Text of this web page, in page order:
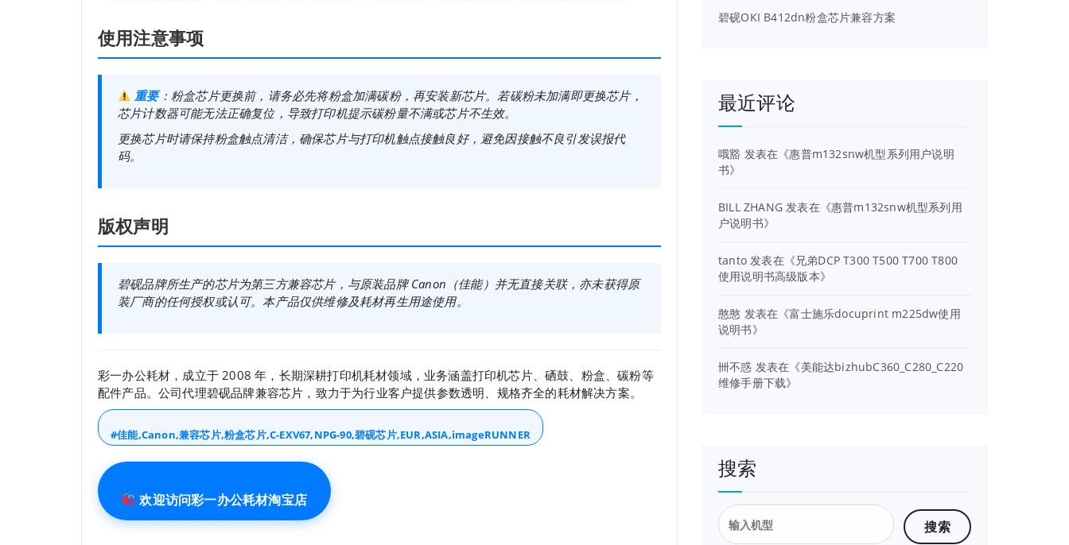
使用注意事项
重要：粉盒芯片更换前，请务必先将粉盒加满碳粉，再安装新芯片。若碳粉未加满即更换芯片，
芯片计数器可能无法正确复位，导致打印机提示碳粉量不满或芯片不生效。
更换芯片时请保持粉盒触点清洁，确保芯片与打印机触点接触良好，避免因接触不良引发误报代
码。
版权声明
碧砚品牌所生产的芯片为第三方兼容芯片，与原装品牌 Canon（佳能）并无直接关联，亦未获得原
装厂商的任何授权或认可。本产品仅供维修及耗材再生用途使用。
彩一办公耗材，成立于 2008 年，长期深耕打印机耗材领域，业务涵盖打印机芯片、硒鼓、粉盒、碳粉等
配件产品。公司代理碧砚品牌兼容芯片，致力于为行业客户提供参数透明、规格齐全的耗材解决方案。
#佳能,Canon,兼容芯片,粉盒芯片,C-EXV67,NPG-90,碧砚芯片,EUR,ASIA,imageRUNNER
欢迎访问彩一办公耗材淘宝店
碧砚OKI B412dn粉盒芯片兼容方案
最近评论
哦豁 发表在《惠普m132snw机型系列用户说明
书》
BILL ZHANG 发表在《惠普m132snw机型系列用
户说明书》
tanto 发表在《 兄弟DCP T300 T500 T700 T800
使用说明书高级版本》
憨憨 发表在《富士施乐docuprint m225dw使用
说明书》
卌不惑 发表在《美能达bizhubC360_C280_C220
维修手册下载》
搜索
搜
索：